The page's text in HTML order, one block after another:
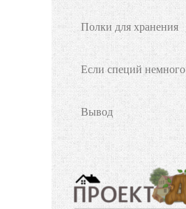
Полки для хранения
Если специй немного
Вывод